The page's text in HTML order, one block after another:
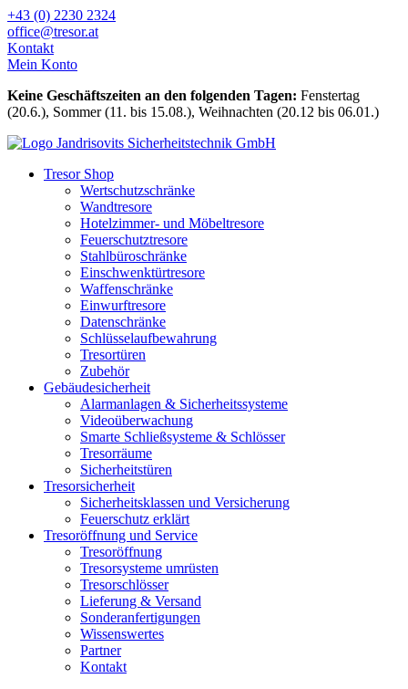
Zum
Inhalt
wechseln
+43 (0) 2230 2324
office@tresor.at
Kontakt
Mein Konto
Keine Geschäftszeiten an den folgenden Tagen: Fenstertag
(20.6.), Sommer (11. bis 15.08.), Weihnachten (20.12 bis 06.01.)
Tresor Shop
Wertschutzschränke
Wandtresore
Hotelzimmer- und Möbeltresore
Feuerschutztresore
Stahlbüroschränke
Einschwenktürtresore
Waffenschränke
Einwurftresore
Datenschränke
Schlüsselaufbewahrung
Tresortüren
Zubehör
Gebäudesicherheit
Alarmanlagen & Sicherheitssysteme
Videoüberwachung
Smarte Schließsysteme & Schlösser
Tresorräume
Sicherheitstüren
Tresorsicherheit
Sicherheitsklassen und Versicherung
Feuerschutz erklärt
Tresoröffnung und Service
Tresoröffnung
Tresorsysteme umrüsten
Tresorschlösser
Lieferung & Versand
Sonderanfertigungen
Wissenswertes
Partner
Kontakt